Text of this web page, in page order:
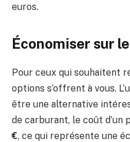
euros.
Économiser sur
Pour ceux qui souhaitent
options s’offrent à vous.
être une alternative
de carburant, le coût d’un
€, ce qui représente une